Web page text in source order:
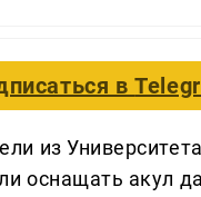
в
из
оснащать акул